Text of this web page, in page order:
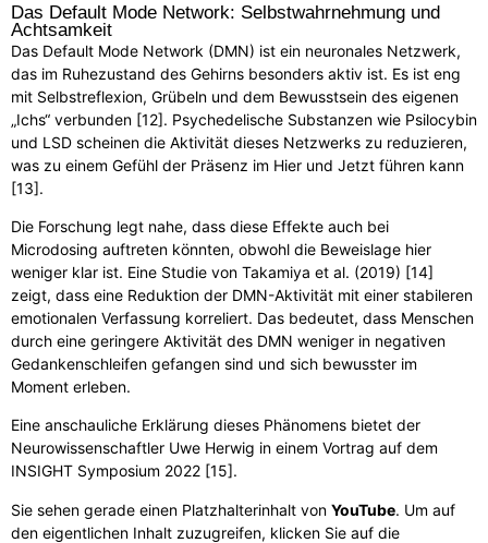
Das Default Mode Network: Selbstwahrnehmung und
Achtsamkeit
Das Default Mode Network (DMN) ist ein neuronales Netzwerk,
das im Ruhezustand des Gehirns besonders aktiv ist. Es ist eng
mit Selbstreflexion, Grübeln und dem Bewusstsein des eigenen
„Ichs“ verbunden [12]. Psychedelische Substanzen wie Psilocybin
und LSD scheinen die Aktivität dieses Netzwerks zu reduzieren,
was zu einem Gefühl der Präsenz im Hier und Jetzt führen kann
[13].
Die Forschung legt nahe, dass diese Effekte auch bei
Microdosing auftreten könnten, obwohl die Beweislage hier
weniger klar ist. Eine Studie von Takamiya et al. (2019) [14]
zeigt, dass eine Reduktion der DMN-Aktivität mit einer stabileren
emotionalen Verfassung korreliert. Das bedeutet, dass Menschen
durch eine geringere Aktivität des DMN weniger in negativen
Gedankenschleifen gefangen sind und sich bewusster im
Moment erleben.
Eine anschauliche Erklärung dieses Phänomens bietet der
Neurowissenschaftler Uwe Herwig in einem Vortrag auf dem
INSIGHT Symposium 2022 [15].
Sie sehen gerade einen Platzhalterinhalt von YouTube. Um auf
den eigentlichen Inhalt zuzugreifen, klicken Sie auf die